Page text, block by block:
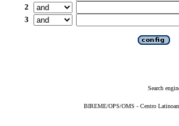
2
3
Search
BIREME/OPS/OMS - Centro